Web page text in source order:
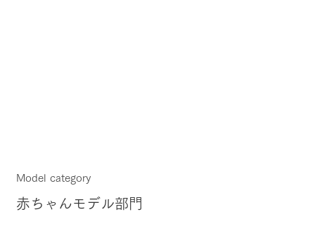
Model category
赤ちゃんモデル部門